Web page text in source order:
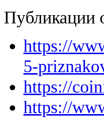
Публикации
https://
5-
https://
https://